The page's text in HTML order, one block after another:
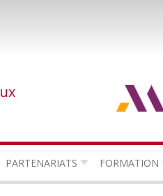
PARTENARIATS FORMATION